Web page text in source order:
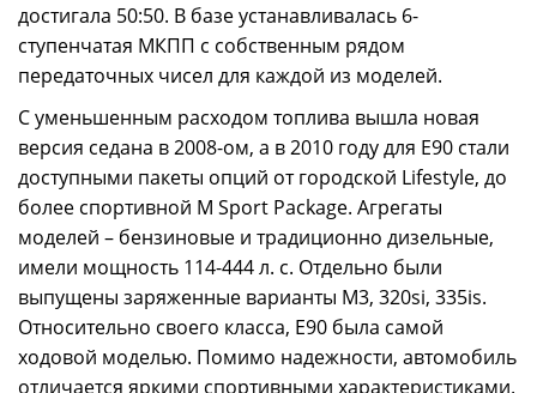
достигала 50:50. В базе устанавливалась 6-
ступенчатая МКПП с собственным рядом
передаточных чисел для каждой из моделей.
С уменьшенным расходом топлива вышла новая
версия седана в 2008-ом, а в 2010 году для E90 стали
доступными пакеты опций от городской Lifestyle, до
более спортивной M Sport Package. Агрегаты
моделей – бензиновые и традиционно дизельные,
имели мощность 114-444 л. с. Отдельно были
выпущены заряженные варианты M3, 320si, 335is.
Относительно своего класса, E90 была самой
ходовой моделью. Помимо надежности, автомобиль
отличается яркими спортивными характеристиками.